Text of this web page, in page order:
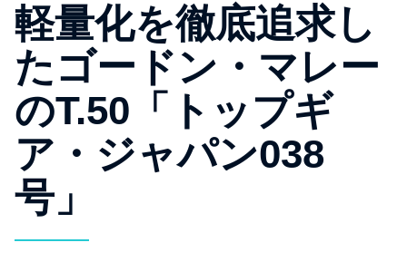
軽量化を徹底追求し
たゴードン・マレー
のT.50「トップギ
ア・ジャパン038
号」